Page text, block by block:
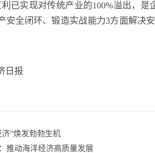
已实现对传统产业的100%溢出，
安全闭环、锻造实战能力3方面解决
日报
济”焕发勃勃生机
推动海洋经济高质量发展